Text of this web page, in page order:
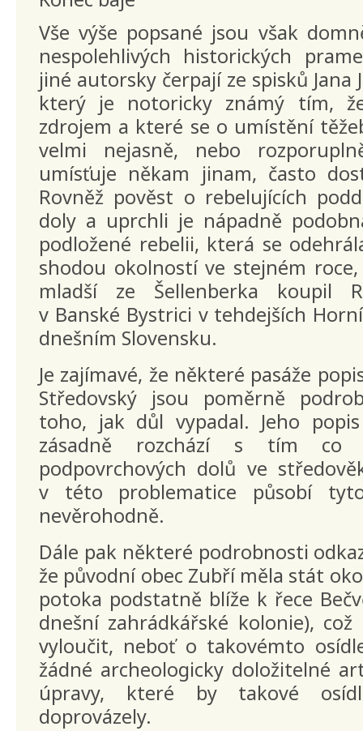
Vše výše popsané jsou však
nespolehlivých historických
jiné autorsky čerpají ze spisků Jana
který je notoricky známý tím,
zdrojem a které se o umístění
velmi nejasně, nebo
umísťuje někam jinam, často
Rovněž pověst o rebelujících
doly a uprchli je nápadně
podložené rebelii, která se
shodou okolností ve stejném
mladší ze Šellenberka koupil
v Banské Bystrici v tehdejších
dnešním Slovensku.
Je zajímavé, že některé pasáže
Středovský jsou poměrně
toho, jak důl vypadal. Jeho
zásadně rozchází s tím co
podpovrchových dolů ve
v této problematice působí
nevěrohodně.
Dále pak některé podrobnosti
že původní obec Zubří měla stát
potoka podstatně blíže k řece
dnešní zahrádkářské kolonie),
vyloučit, neboť o takovémto
žádné archeologicky doložitelné
úpravy, které by takové
doprovázely.